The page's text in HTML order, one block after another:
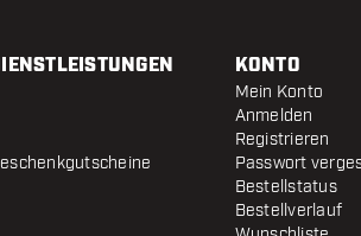
KONTO
Mein Konto
Anmelden
Registrieren
Passwort
Bestellstatus
Bestellverlauf